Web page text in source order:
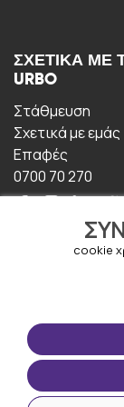
cookie
ΣΧΕΤΙΚΆ ΜΕ
URBO
Στάθμευση
Σχετικά με εμάς
Επαφές
0700 70 270
ΟΡΟΙ ΧΡΉΣΗΣ
Οροι και
Πολιτική